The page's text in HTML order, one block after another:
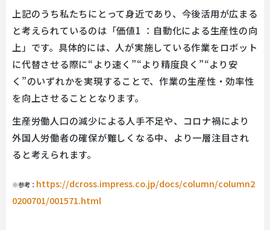
上記のうち私たちにとって身近であり、今後活用が広まる
と考えられているのは「価値1 ：自動化による生産性の向
上」です。具体的には、人が実施している作業をロボット
に代替させる際に“より速く”“より精度良く”“より安
く”のいずれかを実現することで、作業の生産性・効率性
を向上させることとなります。
生産労働人口の減少による人手不足や、コロナ禍により
外国人労働者の確保が難しくなる中、より一層注目され
ると考えられます。
※参考： https://dcross.impress.co.jp/docs/column/column2
0200701/001571.html